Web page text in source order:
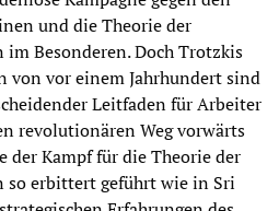
und die Theorie der
Besonderen. Doch Trotzkis
von vor einem Jahrhundert sind
Leitfaden für Arbeiter
revolutionären Weg vorwärts
der Kampf für die Theorie der
so erbittert geführt wie in Sri